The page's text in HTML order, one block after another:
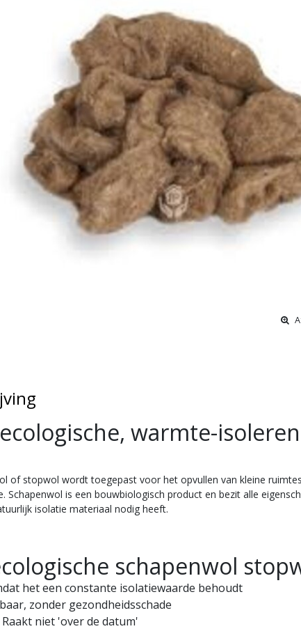
warmte-
of stopwol wordt toegepast voor het opvullen van kleine
Schapenwol is een bouwbiologisch product en bezit alle
isolatie materiaal nodig heeft.
schapenwol
het een constante isolatiewaarde behoudt
zonder gezondheidsschade
niet 'over de datum'
Isolena
Schapenwolisolatie Premium